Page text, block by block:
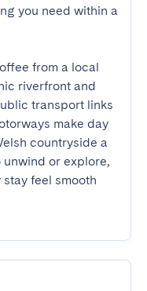
you need within a
from a local
riverfront and
transport links
make day
countryside a
or explore,
feel smooth